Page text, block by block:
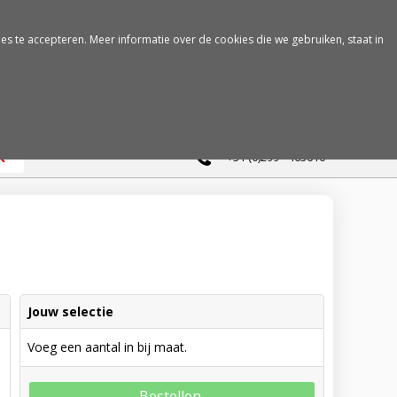
+31 (0)299 - 463610
Jouw selectie
Voeg een aantal in bij maat.
te accepteren. Meer informatie over de cookies die we gebruiken, staat in